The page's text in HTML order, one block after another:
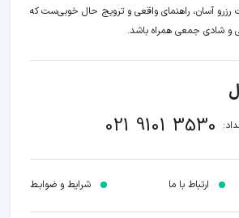
رزرو آسان، راهنمای واقعی و ترویج حال خوبی‌ست که
و شادی جمعی همراه باشد.
021 9101 3530
ارتباط با ما شرایط و ضوابـط